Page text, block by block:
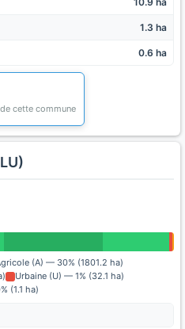
1.3 ha
0.6 ha
cette commune
(A) — 30% (1801.2 ha)
Urbaine (U) — 1% (32.1 ha)
(1.1 ha)